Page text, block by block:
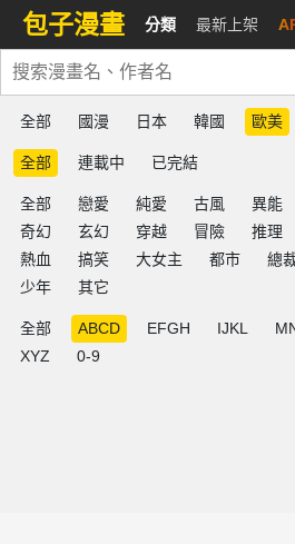
包子漫畫 分類 最新上架
全部 國漫 日本 韓國 歐美
全部 連載中 已完結
全部 戀愛 純愛 古風 異能
奇幻
玄幻 穿越 冒險 推理
熱血
搞笑 大女主 都市 總
少年
其它
全部 ABCD EFGH IJKL
XYZ
0-9